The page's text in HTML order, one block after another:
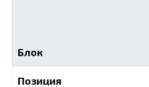
Блок
Позиция